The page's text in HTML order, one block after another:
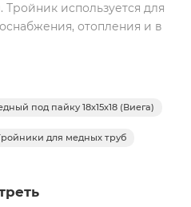
используется для
отопления и в
под пайку 18х15х18 (Виега)
для медных труб